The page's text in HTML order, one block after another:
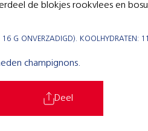
de blokjes rookvlees en
G ONVERZADIGD). KOOLHYDRATEN:
champignons.
Deel